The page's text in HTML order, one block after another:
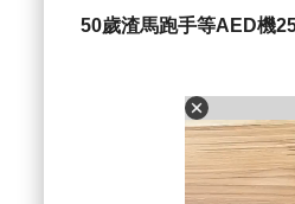
50歲渣馬跑手等AED機